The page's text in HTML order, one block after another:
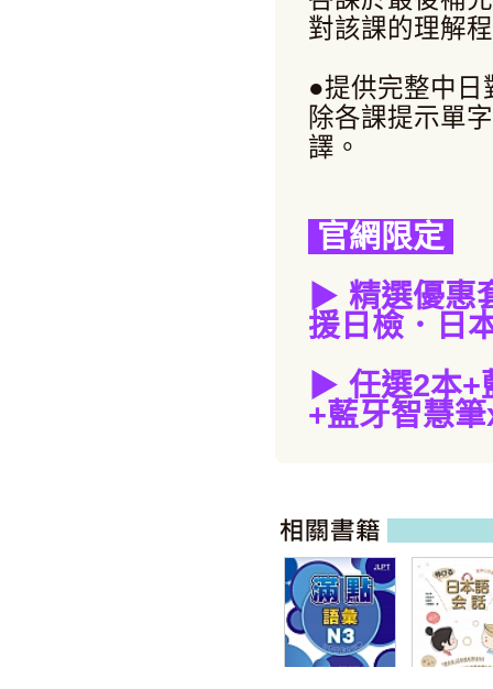
對該課的理解
●提供完整中日
除各課提示單
譯。
官網限定
▶ 精選優惠
援日檢．日
▶ 任選2本+
+藍牙智慧